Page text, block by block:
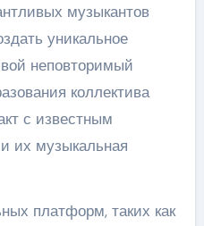
музыкантов
уникальное
неповторимый
коллектива
с известным
их музыкальная
платформ, таких как